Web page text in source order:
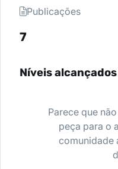
Publicações
7
Níveis alcançados
Parece que
peça para o
comunidade